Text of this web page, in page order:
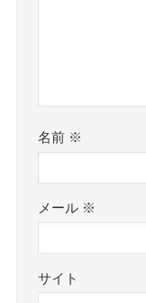
名前 ※
メール ※
サイト